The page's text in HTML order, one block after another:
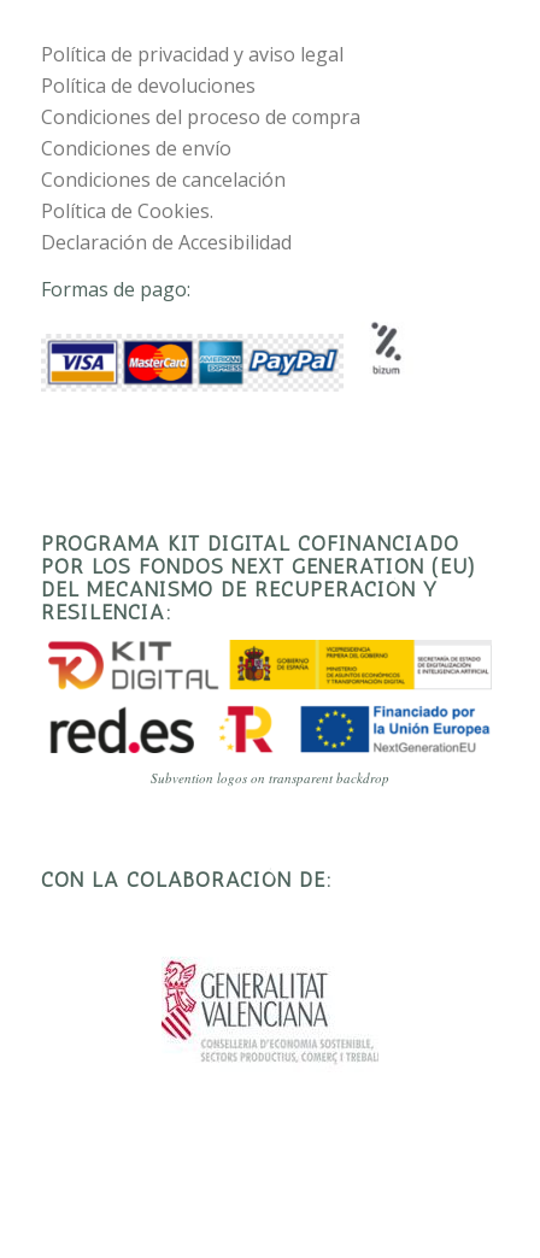
Política de privacidad y aviso legal
Política de devoluciones
Condiciones del proceso de compra
Condiciones de envío
Condiciones de cancelación
Política de Cookies.
Declaración de Accesibilidad
Formas de pago:
PROGRAMA KIT DIGITAL COFINANCIADO
POR LOS FONDOS NEXT GENERATION (EU)
DEL MECANISMO DE RECUPERACIÓN Y
RESILENCIA:
Subvention logos on transparent backdrop
CON LA COLABORACIÓN DE: